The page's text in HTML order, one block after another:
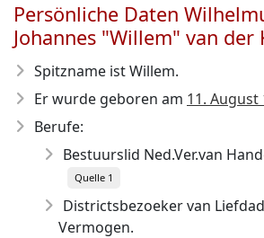
Persönliche Daten
Johannes "Willem" van der
Spitzname ist Willem.
Er wurde geboren am 11. August
Berufe:
Bestuurslid Ned.Ver.van
Quelle 1
Districtsbezoeker van
Vermogen.